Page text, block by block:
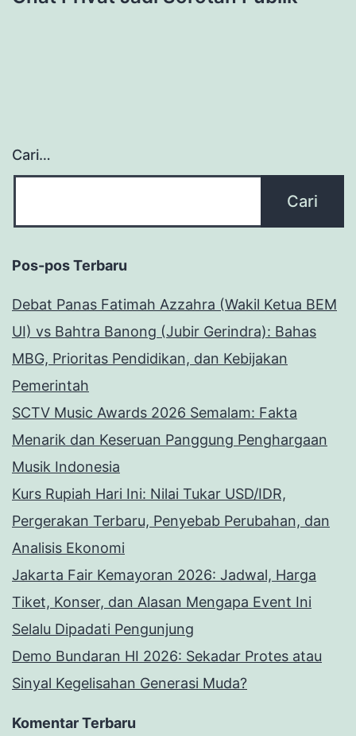
Cari…
Pos-pos Terbaru
Debat Panas Fatimah Azzahra (Wakil Ketua BEM
UI) vs Bahtra Banong (Jubir Gerindra): Bahas
MBG, Prioritas Pendidikan, dan Kebijakan
Pemerintah
SCTV Music Awards 2026 Semalam: Fakta
Menarik dan Keseruan Panggung Penghargaan
Musik Indonesia
Kurs Rupiah Hari Ini: Nilai Tukar USD/IDR,
Pergerakan Terbaru, Penyebab Perubahan, dan
Analisis Ekonomi
Jakarta Fair Kemayoran 2026: Jadwal, Harga
Tiket, Konser, dan Alasan Mengapa Event Ini
Selalu Dipadati Pengunjung
Demo Bundaran HI 2026: Sekadar Protes atau
Sinyal Kegelisahan Generasi Muda?
Komentar Terbaru